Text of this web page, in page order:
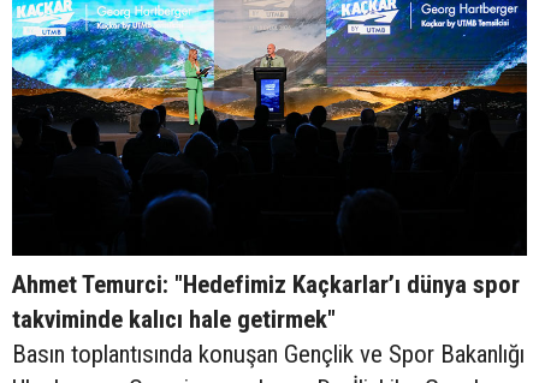
Ahmet Temurci: "Hedefimiz Kaçkarlar’ı dünya spor
takviminde kalıcı hale getirmek"
Basın toplantısında konuşan Gençlik ve Spor Bakanlığı